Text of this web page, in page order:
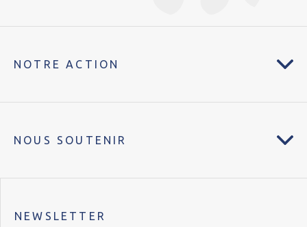
NOTRE ACTION
NOUS SOUTENIR
NEWSLETTER